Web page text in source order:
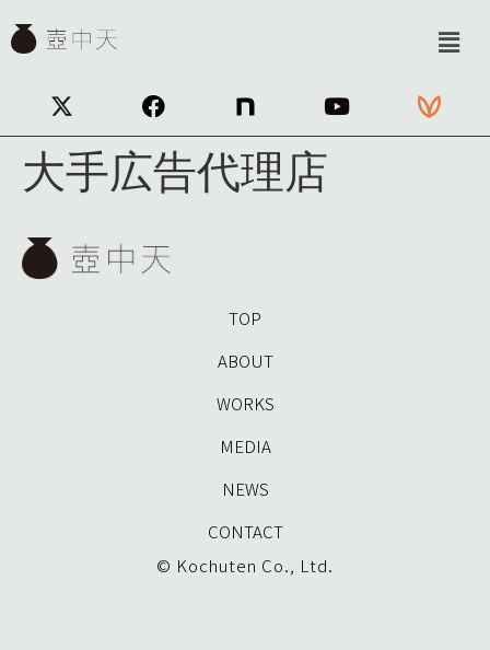
大手広告代理店
TOP
ABOUT
WORKS
MEDIA
NEWS
CONTACT
© Kochuten Co., Ltd.